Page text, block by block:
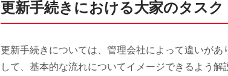
更新手続きにおける大家のタスク
更新手続きについては、管理会社によって違いがあ
して、基本的な流れについてイメージできるよう解